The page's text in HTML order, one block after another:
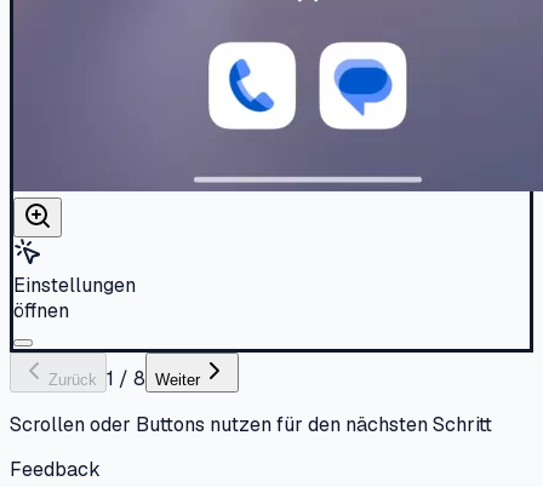
Einstellungen
öffnen
Zurück 1 / 8 Weiter
Scrollen oder Buttons nutzen für den nächsten Schritt
Feedback